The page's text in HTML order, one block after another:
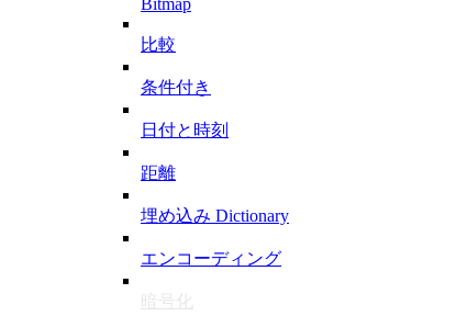
比較
条件付き
日付と時刻
距離
埋め込み Dictionary
エンコーディング
暗号化